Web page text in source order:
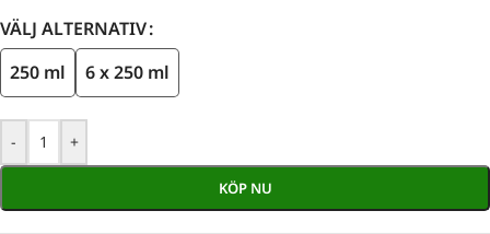
VÄLJ ALTERNATIV
250 ml
6 x 250 ml
- +
KÖP NU